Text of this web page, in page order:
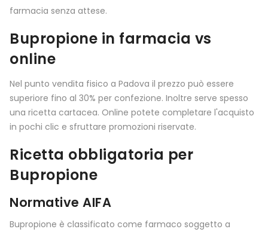
farmacia senza attese.
Bupropione in farmacia vs
online
Nel punto vendita fisico a Padova il prezzo può essere
superiore fino al 30% per confezione. Inoltre serve spesso
una ricetta cartacea. Online potete completare l'acquisto
in pochi clic e sfruttare promozioni riservate.
Ricetta obbligatoria per
Bupropione
Normative AIFA
Bupropione è classificato come farmaco soggetto a